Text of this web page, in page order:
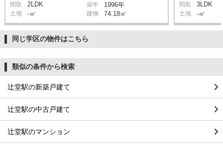
間取 2LDK 築年 1996年
土地 -㎡ 建物 74.18㎡
間取 3LDK
土地 -㎡
同じ学区の物件はこちら
類似の条件から検索
辻堂駅の新築戸建て
辻堂駅の中古戸建て
辻堂駅のマンション